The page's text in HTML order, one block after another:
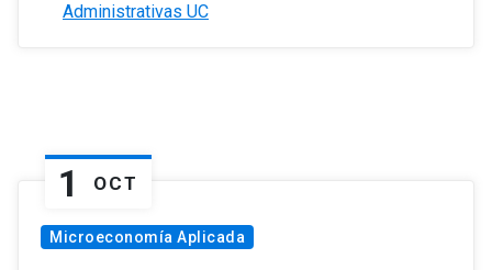
Administrativas UC
1 OCT
Microeconomía Aplicada